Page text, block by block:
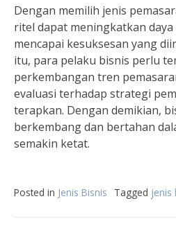
Dengan memilih jenis
ritel dapat meningkatkan
mencapai kesuksesan yang
itu, para pelaku bisnis perlu
perkembangan tren
evaluasi terhadap strategi
terapkan. Dengan demikian,
berkembang dan bertahan
semakin ketat.
Posted in Jenis Bisnis Tagged jenis